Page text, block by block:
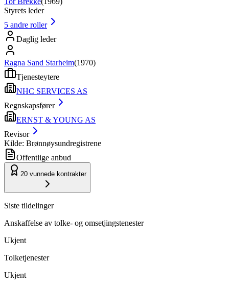
Styrets leder
5 andre roller
Daglig leder
Ragna Sand Starheim(1970)
Tjenesteytere
NHC SERVICES AS
Regnskapsfører
ERNST & YOUNG AS
Revisor
Kilde: Brønnøysundregistrene
Offentlige anbud
20 vunnede kontrakter
Siste tildelinger
Anskaffelse av tolke- og omsetjingstenester
Ukjent
Tolketjenester
Ukjent